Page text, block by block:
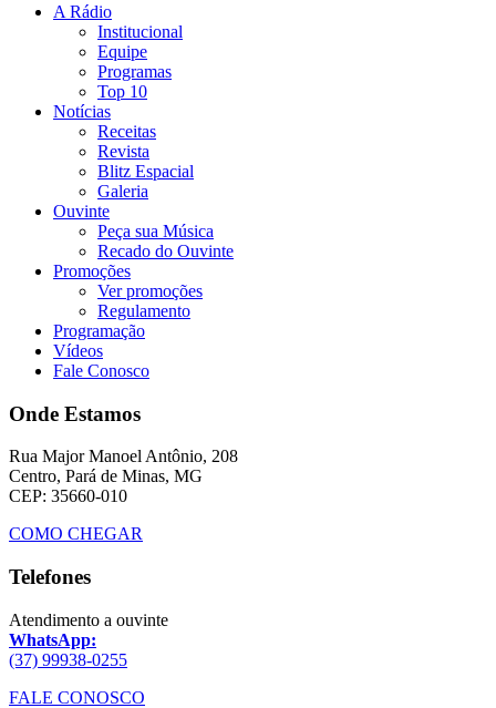
A Rádio
Institucional
Equipe
Programas
Top 10
Notícias
Receitas
Revista
Blitz Espacial
Galeria
Ouvinte
Peça sua Música
Recado do Ouvinte
Promoções
Ver promoções
Regulamento
Programação
Vídeos
Fale Conosco
Onde Estamos
Rua Major Manoel Antônio, 208
Centro, Pará de Minas, MG
CEP: 35660-010
COMO CHEGAR
Telefones
Atendimento a ouvinte
WhatsApp:
(37) 99938-0255
FALE CONOSCO